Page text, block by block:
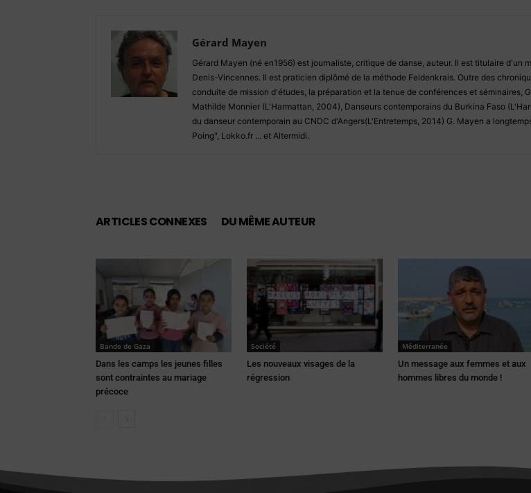
Gérard Mayen
Gérard Mayen (né en1956) est journaliste, critique de danse, auteur. Il est titulaire
Denis-Vincennes. Il est praticien diplômé de la méthode Feldenkrais. Outre des
conduite de mission d'études, la préparation et la tenue de conférences et séminaires,
Mathilde Monnier (L'Harmattan, 2004), Danseurs contemporains du Burkina Faso
du danseur contemporain au CNDC d'Angers(L'Entretemps, 2014) G. Mayen a
Poing", Lokko.fr ... et Altermidi.
ARTICLES CONNEXES DU MÊME AUTEUR
Bande de Gaza
Dans les camps les jeunes filles
sont contraintes au mariage
précoce
Société
Les nouveaux visages de la
régression
Méditerranée
Un message aux femmes et aux
hommes libres du monde !